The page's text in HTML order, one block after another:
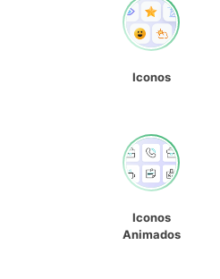
Iconos
Iconos
Animados